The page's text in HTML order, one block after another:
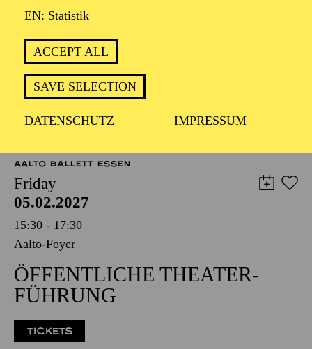
EN: Statistik
ACCEPT ALL
SAVE SELECTION
DATENSCHUTZ IMPRESSUM
WEITERFÜHRENDE SCHULEN
Für Jugendliche und Kinder ab 10 Jahren
TICKETS
12,00€
AALTO BALLETT ESSEN
Friday
05.02.2027
15:30 - 17:30
Aalto-Foyer
ÖFFENTLICHE THEATER­
FÜHRUNG
TICKETS